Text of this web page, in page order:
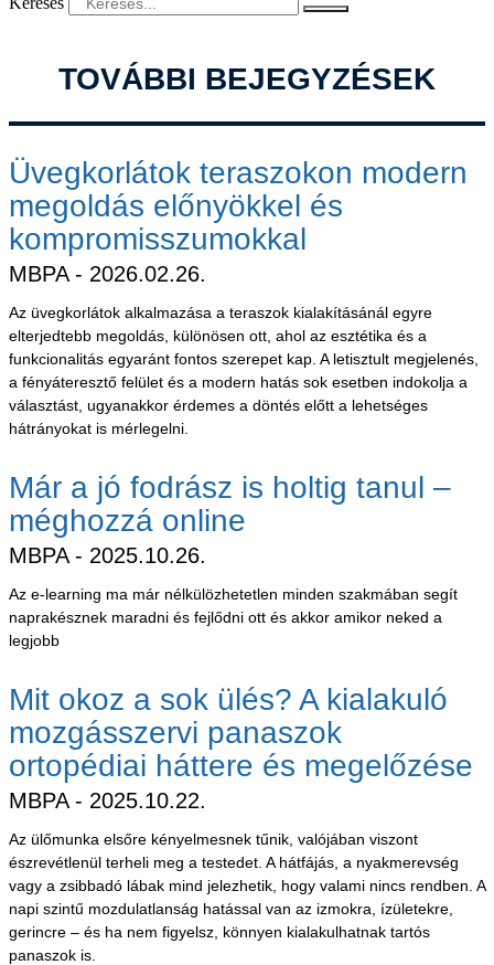
TOVÁBBI BEJEGYZÉSEK
Üvegkorlátok teraszokon modern
megoldás előnyökkel és
kompromisszumokkal
MBPA 2026.02.26.
Az üvegkorlátok alkalmazása a teraszok kialakításánál egyre
elterjedtebb megoldás, különösen ott, ahol az esztétika és a
funkcionalitás egyaránt fontos szerepet kap. A letisztult megjelenés,
a fényáteresztő felület és a modern hatás sok esetben indokolja a
választást, ugyanakkor érdemes a döntés előtt a lehetséges
hátrányokat is mérlegelni.
Már a jó fodrász is holtig tanul –
méghozzá online
MBPA 2025.10.26.
Az e-learning ma már nélkülözhetetlen minden szakmában segít
naprakésznek maradni és fejlődni ott és akkor amikor neked a
legjobb
Mit okoz a sok ülés? A kialakuló
mozgásszervi panaszok
ortopédiai háttere és megelőzése
MBPA 2025.10.22.
Az ülőmunka elsőre kényelmesnek tűnik, valójában viszont
észrevétlenül terheli meg a testedet. A hátfájás, a nyakmerevség
vagy a zsibbadó lábak mind jelezhetik, hogy valami nincs rendben. A
napi szintű mozdulatlanság hatással van az izmokra, ízületekre,
gerincre – és ha nem figyelsz, könnyen kialakulhatnak tartós
panaszok is.